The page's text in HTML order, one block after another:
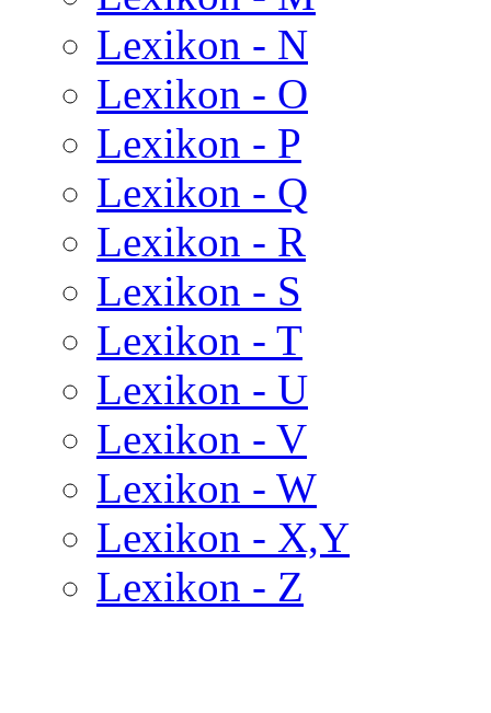
Lexikon - N
Lexikon - O
Lexikon - P
Lexikon - Q
Lexikon - R
Lexikon - S
Lexikon - T
Lexikon - U
Lexikon - V
Lexikon - W
Lexikon - X,Y
Lexikon - Z